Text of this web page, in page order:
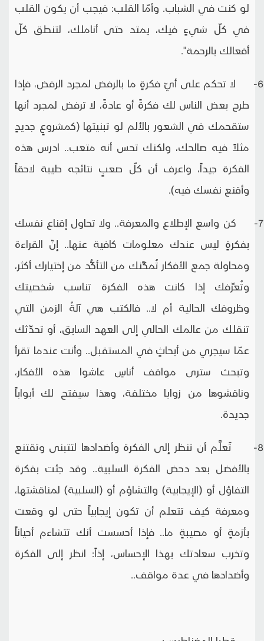
لو كنت في الشباب. وأمّا القلب: فيجب أن يكون القلب
في كلّ شيءٍ فيك، يمتد حتى أناملك، لتنطق كلّ
أفعالك بالرحمة".
6- لا تحكم على أيّ فكرةٍ ما بالرفض لمجرد الرفض، فإذا
طرح بعض الناس لك فكرةً أو عادةً، لا ترفض لمجرد أنها
ستقحمك في الشعور بالألم لو تبنيتها (كمشروعٍ جديدٍ
مثلاً فيه صالحك، ولكنك تحس أنه متعب.. ادرس هذه
الفكرة جيداً، واعرف أن كلّ صعبٍ نتائجه طيبة لاحقاً
وأقنع نفسك فيه).
7- كن واسع الإطلاع والمعرفة.. ولا تحاول إقناع نفسك
بفكرةٍ ليس عندك معلومات كافية عنها.. إنّ القراءة
ومحاولة جمع الأفكار تُمكِّنك من التأكُّد من إختيارك أكثر،
وتُعرِّفك إذا كانت هذه الفكرة تناسب شخصيتك
وظروفك الحالية أم لا.. فالكتب هي آلةُ الزمن التي
تنقلك من عالمك الحالي إلى العهد السابق، أو تحدِّثك
عمّا سيجري من أبحاثٍ في المستقبل.. وأنت عندما تقرأ
وتبحث سترى مواقف أناسِ عاشوا هذه الأفكار،
وناقشوها من زوايا مختلفة، وهذا سيفتح لك أبواباً
جديدة.
8- تَعلَّم أن تنظر إلى الفكرة وأضدادها لتتبنى وتقتنع
بالأفضل بعد دحض الفكرة السلبية.. وقد جئت بفكرة
التفاؤل أو (الإيجابية) والتشاؤم أو (السلبية) لمناقشتها،
ومعرفة كيف تتعلم أن تكون إيجابياً حتى لو وقعت
بأزمةٍ أو مصيبةٍ ما.. فإذا أحسست أنك تتشاءم أحياناً
وتخرب سعادتك بهذا الإحساس، إذاً: انظر إلى الفكرة
وأضدادها في عدة مواقف..